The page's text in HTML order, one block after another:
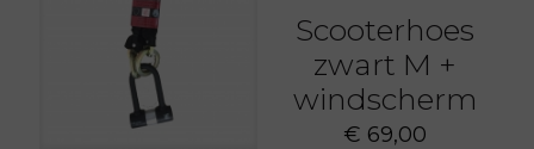
Scooterhoes
zwart M +
windscherm
€ 69,00